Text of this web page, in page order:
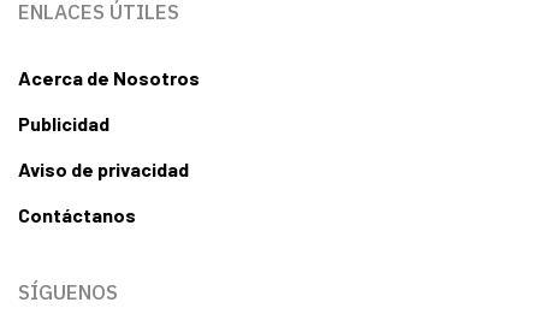
ENLACES ÚTILES
Acerca de Nosotros
Publicidad
Aviso de privacidad
Contáctanos
SÍGUENOS